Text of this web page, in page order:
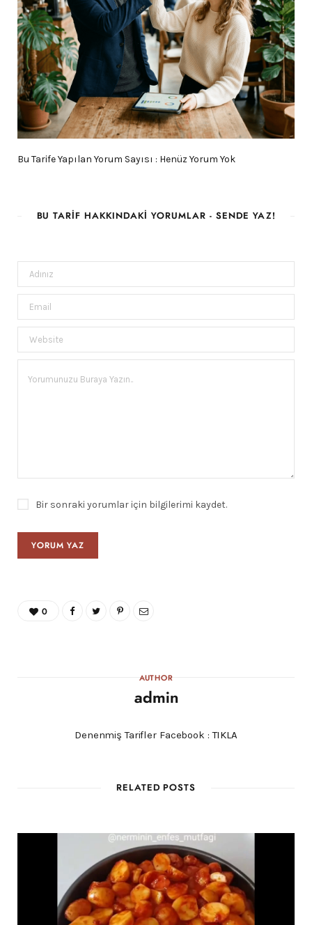
Bu Tarife Yapılan Yorum Sayısı : Henüz Yorum Yok
BU TARIF HAKKINDAKI YORUMLAR - SENDE YAZ!
Bir sonraki yorumlar için bilgilerimi kaydet.
0
AUTHOR
admin
Denenmiş Tarifler Facebook :TIKLA
RELATED POSTS